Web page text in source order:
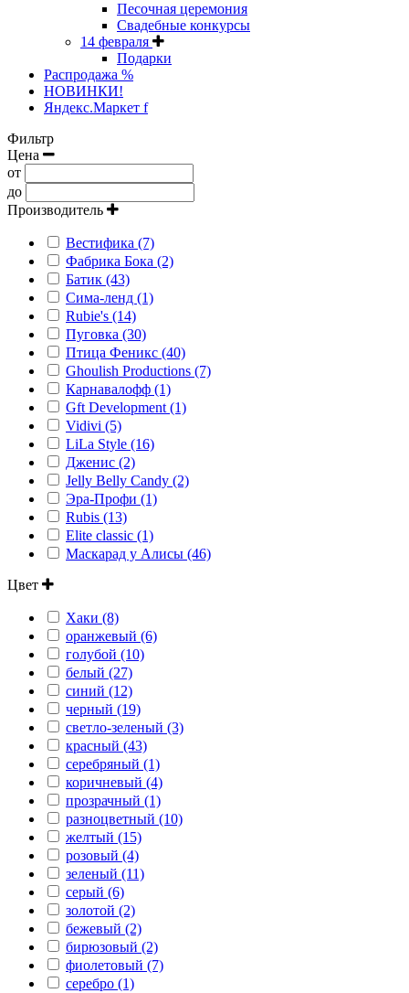
Песочная церемония
Свадебные конкурсы
14 февраля
Подарки
Распродажа %
НОВИНКИ!
Яндекс.Маркет f
Фильтр
Цена
от
до
Производитель
Вестифика (7)
Фабрика Бока (2)
Батик (43)
Сима-ленд (1)
Rubie's (14)
Пуговка (30)
Птица Феникс (40)
Ghoulish Productions (7)
Карнавалофф (1)
Gft Development (1)
Vidivi (5)
LiLa Style (16)
Дженис (2)
Jelly Belly Candy (2)
Эра-Профи (1)
Rubis (13)
Elite classic (1)
Маскарад у Алисы (46)
Цвет
Хаки (8)
оранжевый (6)
голубой (10)
белый (27)
синий (12)
черный (19)
светло-зеленый (3)
красный (43)
серебряный (1)
коричневый (4)
прозрачный (1)
разноцветный (10)
желтый (15)
розовый (4)
зеленый (11)
серый (6)
золотой (2)
бежевый (2)
бирюзовый (2)
фиолетовый (7)
серебро (1)